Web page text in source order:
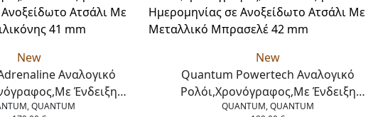
New
Αναλογικό
Ένδειξη
Ανοξείδωτο Ατσάλι Με
QUANTUM
New
Quantum Powertech Αναλογικό
Ρολόι,Χρονόγραφος,Με Ένδειξη
Ημερομηνίας σε Ανοξείδωτο Ατσάλι Με
QUANTUM, QUANTUM